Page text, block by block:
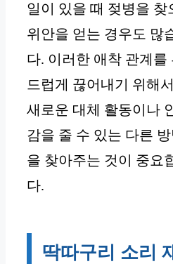
일이 있을 때 젖병을 찾
위안을 얻는 경우도 많
다. 이러한 애착 관계를
드럽게 끊어내기 위해
새로운 대체 활동이나
감을 줄 수 있는 다른 방
을 찾아주는 것이 중요
다.
딱따구리 소리